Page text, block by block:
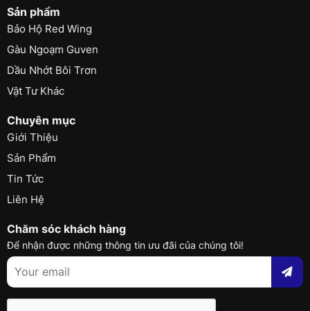
Sản phẩm
Bảo Hộ Red Wing
Gàu Ngoạm Guven
Dầu Nhớt Bôi Trơn
Vật Tư Khác
Chuyên mục
Giới Thiệu
Sản Phẩm
Tin Tức
Liên Hệ
Chăm sóc khách hàng
Để nhận được những thông tin ưu đãi của chúng tôi!